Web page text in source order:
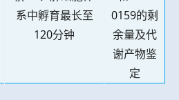
系中孵育最长至
120分钟
0159的剩
余量及代
谢产物鉴
定